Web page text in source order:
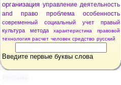
организация управление деятельность
and
право проблема особенность
современный социальный учет
правый
культура
метода характеристика
правовой
технология расчет человек средство русский
Введите первые буквы слова